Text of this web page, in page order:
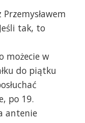
tak, to
możecie w
do piątku
po 19.
antenie